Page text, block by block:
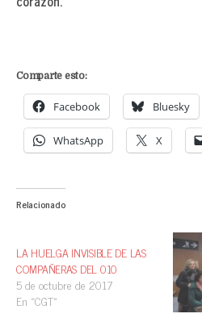
Comparte esto:
Facebook Bluesky
WhatsApp X
Relacionado
LA HUELGA INVISIBLE DE LAS
COMPAÑERAS DEL 010
5 de octubre de 2017
En «CGT»